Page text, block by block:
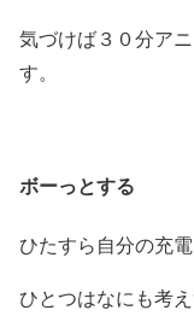
気づけば３０分ア
す。
ボーっとする
ひたすら自分の充
ひとつはなにも考